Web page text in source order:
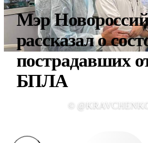
Мэр
рассказал о
пострадавших
БПЛА
©